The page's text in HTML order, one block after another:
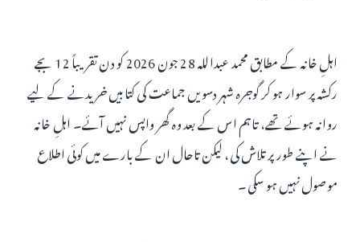
اہلِ خانہ کے مطابق محمد عبداللہ 28 جون 2026 کو دن تقریباً 12 بجے
رکشہ پر سوار ہو کر گوجرہ شہر دسویں جماعت کی کتابیں خریدنے کے لیے
روانہ ہوئے تھے، تاہم اس کے بعد وہ گھر واپس نہیں آئے۔ اہلِ خانہ
نے اپنے طور پر تلاش کی، لیکن تاحال ان کے بارے میں کوئی اطلاع
موصول نہیں ہو سکی۔